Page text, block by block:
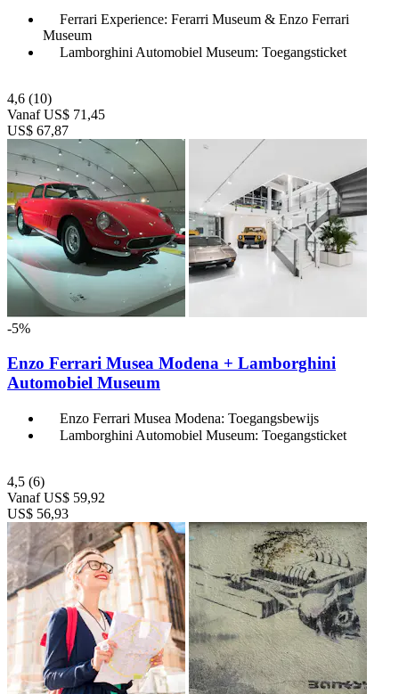
Ferrari Experience: Ferarri Museum & Enzo Ferrari
Museum
Lamborghini Automobiel Museum: Toegangsticket
4,6 (10)
Vanaf US$ 71,45
US$ 67,87
-5%
Enzo Ferrari Musea Modena + Lamborghini
Automobiel Museum
Enzo Ferrari Musea Modena: Toegangsbewijs
Lamborghini Automobiel Museum: Toegangsticket
4,5 (6)
Vanaf US$ 59,92
US$ 56,93